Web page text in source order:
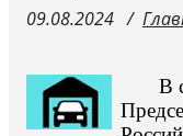
09.08.2024
В